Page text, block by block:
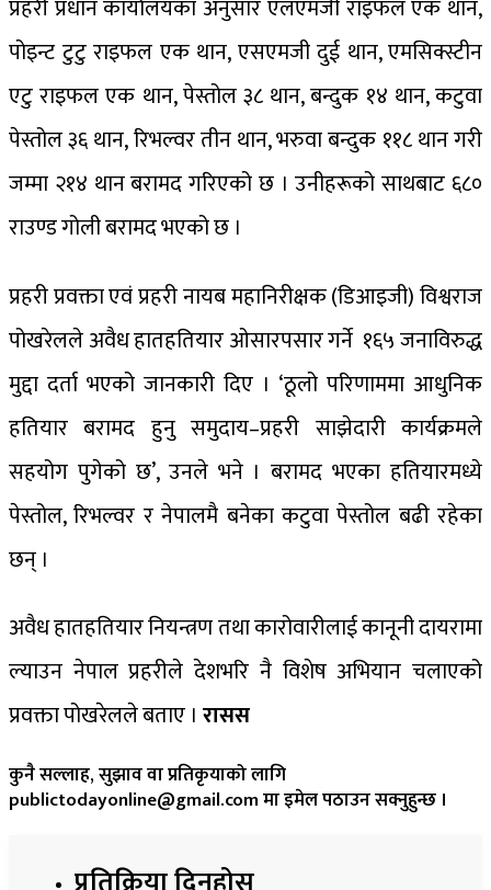
प्रहरी प्रधान कार्यालयका अनुसार एलएमजी राइफल एक थान,
पोइन्ट टुटु राइफल एक थान, एसएमजी दुई थान, एमसिक्स्टीन
एटु राइफल एक थान, पेस्तोल ३८ थान, बन्दुक १४ थान, कटुवा
पेस्तोल ३६ थान, रिभल्वर तीन थान, भरुवा बन्दुक ११८ थान गरी
जम्मा २१४ थान बरामद गरिएको छ । उनीहरूको साथबाट ६८०
राउण्ड गोली बरामद भएको छ ।
प्रहरी प्रवक्ता एवं प्रहरी नायब महानिरीक्षक (डिआइजी) विश्वराज
पोखरेलले अवैध हातहतियार ओसारपसार गर्ने १६५ जनाविरुद्ध
मुद्दा दर्ता भएको जानकारी दिए । ‘ठूलो परिणाममा आधुनिक
हतियार बरामद हुनु समुदाय–प्रहरी साझेदारी कार्यक्रमले
सहयोग पुगेको छ’, उनले भने । बरामद भएका हतियारमध्ये
पेस्तोल, रिभल्वर र नेपालमै बनेका कटुवा पेस्तोल बढी रहेका
छन् ।
अवैध हातहतियार नियन्त्रण तथा कारोवारीलाई कानूनी दायरामा
ल्याउन नेपाल प्रहरीले देशभरि नै विशेष अभियान चलाएको
प्रवक्ता पोखरेलले बताए । रासस
कुनै सल्लाह, सुझाव वा प्रतिकृयाको लागि
publictodayonline@gmail.com मा इमेल पठाउन सक्नुहुन्छ ।